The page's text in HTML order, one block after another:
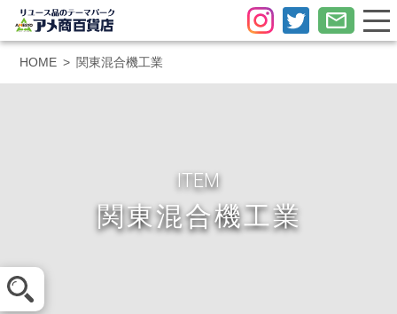
HOME 関東混合機工業
ITEM
関東混合機工業